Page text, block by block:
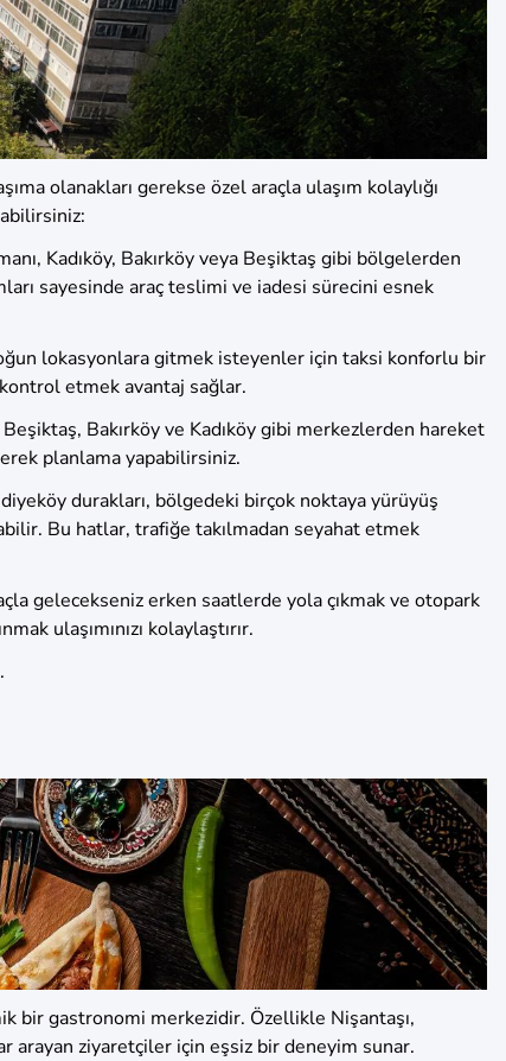
olanakları gerekse özel araçla ulaşım kolaylığı
Kadıköy, Bakırköy veya Beşiktaş gibi bölgelerden
sayesinde araç teslimi ve iadesi sürecini esnek
lokasyonlara gitmek isteyenler için taksi konforlu bir
etmek avantaj sağlar.
Bakırköy ve Kadıköy gibi merkezlerden hareket
planlama yapabilirsiniz.
durakları, bölgedeki birçok noktaya yürüyüş
Bu hatlar, trafiğe takılmadan seyahat etmek
gelecekseniz erken saatlerde yola çıkmak ve otopark
ulaşımınızı kolaylaştırır.
bir gastronomi merkezidir. Özellikle Nişantaşı,
ziyaretçiler için eşsiz bir deneyim sunar.